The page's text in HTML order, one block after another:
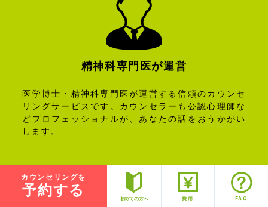
カウンセリングを
予約する 初めての方へ 費用 FAQ
精神科専門医が運営
医学博士・精神科専門医が運営する信頼のカウンセ
リングサービスです。カウンセラーも公認心理師な
どプロフェッショナルが、あなたの話をおうかがい
します。